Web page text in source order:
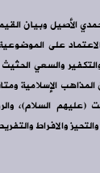
الأصيل وبيان
على الموضوعية
والتكفير والسعي
الإسلامية
السلام)،
والافراط